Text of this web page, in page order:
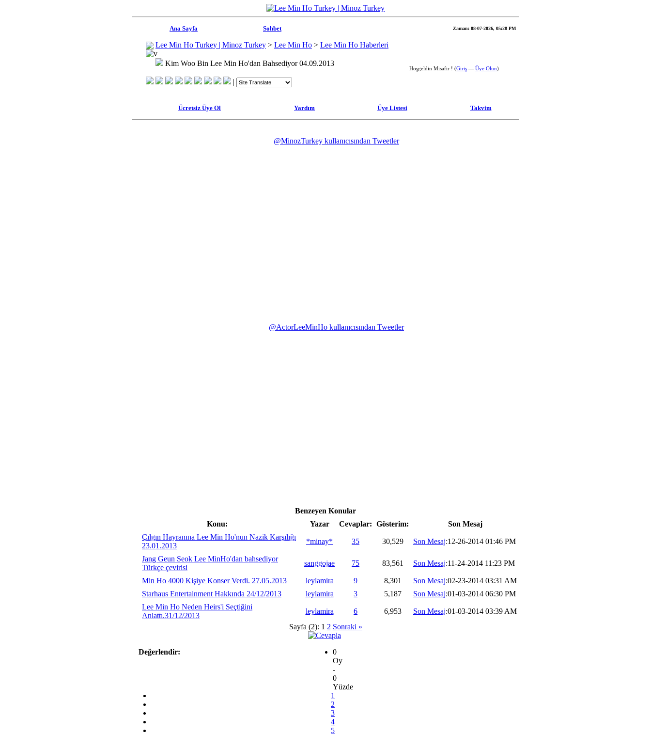
Ana Sayfa Sohbet Zaman: 08-07-2026, 05:28 PM
Lee Min Ho Turkey | Minoz Turkey > Lee Min Ho > Lee Min Ho Haberleri
Kim Woo Bin Lee Min Ho'dan Bahsediyor 04.09.2013
|
Hoşgeldin Misafir ! (Giriş — Üye Olun)
Ücretsiz Üye Ol Yardım Üye Listesi Takvim
@MinozTurkey kullanıcısından Tweetler
@ActorLeeMinHo kullanıcısından Tweetler
Benzeyen Konular
Konu:
Yazar Cevaplar: Gösterim:
Son Mesaj
Çılgın Hayranına Lee Min Ho'nun Nazik Karşılığı
23.01.2013
*minay* 35 30,529 Son Mesaj:12-26-2014 01:46 PM
Jang Geun Seok Lee MinHo'dan bahsediyor
Türkçe çevirisi
sanggojae 75 83,561 Son Mesaj:11-24-2014 11:23 PM
Min Ho 4000 Kişiye Konser Verdi. 27.05.2013 leylamira 9 8,301 Son Mesaj:02-23-2014 03:31 AM
Starhaus Entertainment Hakkında 24/12/2013
leylamira 3 5,187 Son Mesaj:01-03-2014 06:30 PM
Lee Min Ho Neden Heirs'i Seçtiğini
Anlattı.31/12/2013
leylamira 6 6,953 Son Mesaj:01-03-2014 03:39 AM
Sayfa (2): 1 2 Sonraki »
Değerlendir:
0
Oy
-
0
Yüzde
1
2
3
4
5